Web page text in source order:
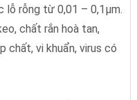
lỗ rỗng từ 0,01 – 0,1µm.
chất rắn hoà tan,
chất, vi khuẩn, virus có